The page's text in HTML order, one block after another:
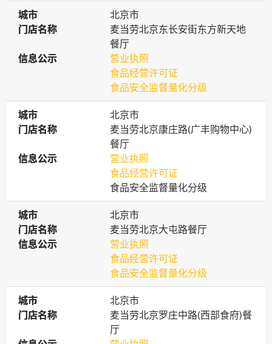
城市
城市
北京市
门店名称
门店名称
麦当劳北京东长安街东方新天地
餐厅
信息公示
信息公示
营业执照
食品经营许可证
食品安全监督量化分级
城市
城市
北京市
门店名称
门店名称
麦当劳北京康庄路(广丰购物中心)
餐厅
信息公示
信息公示
营业执照
食品经营许可证
食品安全监督量化分级
城市
城市
北京市
门店名称
门店名称
麦当劳北京大屯路餐厅
信息公示
信息公示
营业执照
食品经营许可证
食品安全监督量化分级
城市
城市
北京市
门店名称
门店名称
麦当劳北京罗庄中路(西部食府)餐
厅